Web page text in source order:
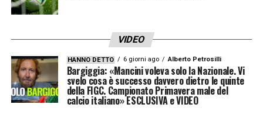
VIDEO
HANNO DETTO 6 giorni ago Alberto Petrosilli
Bargiggia: «Mancini voleva solo la Nazionale. Vi
svelo cosa è successo davvero dietro le quinte
della FIGC. Campionato Primavera male del
calcio italiano» ESCLUSIVA e VIDEO